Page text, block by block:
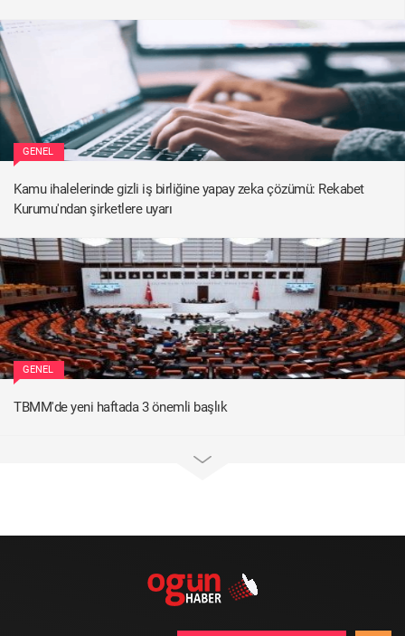
GENEL
Kamu ihalelerinde gizli iş birliğine yapay zeka çözümü: Rekabet
Kurumu'ndan şirketlere uyarı
GENEL
TBMM'de yeni haftada 3 önemli başlık